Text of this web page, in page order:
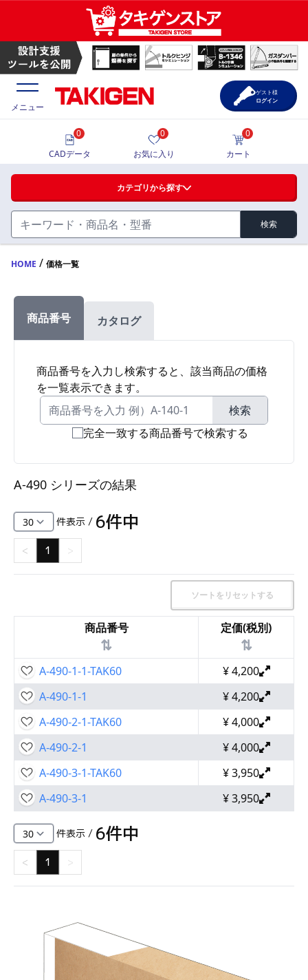
ハンドル・取手・つまみ・周辺機器
FA・A
FB・B
ファスナー・ラッチ錠・キャッチ・錠前装置・周
辺機器
電気錠・インターロック
L・LE
S
キャスター・アジャスター・スライドレール・モ
K・KC
断熱・ライト・ラック
FD・FE
価格一覧
製品カタログ
サポート・お問合せ
メニュー
カテゴリから探す
検索
0
CADデータ
0
お気に入り
0
カート
ゲスト様
ログイン
HOME / 価格一覧
商品番号 カタログ
商品番号を入力し検索すると、該当商品の価格
を一覧表示できます。
検索
完全一致する商品番号で検索する
A-490 シリーズの結果
件表示 / 6件中
< 1 >
ソートをリセットする
商品番号
⇅
定価(税別)
⇅
A-490-1-1-TAK60 ¥4,200
A-490-1-1
¥4,200
A-490-2-1-TAK60
¥4,000
A-490-2-1
¥4,000
A-490-3-1-TAK60
¥3,950
A-490-3-1
¥3,950
件表示 / 6件中
< 1 >